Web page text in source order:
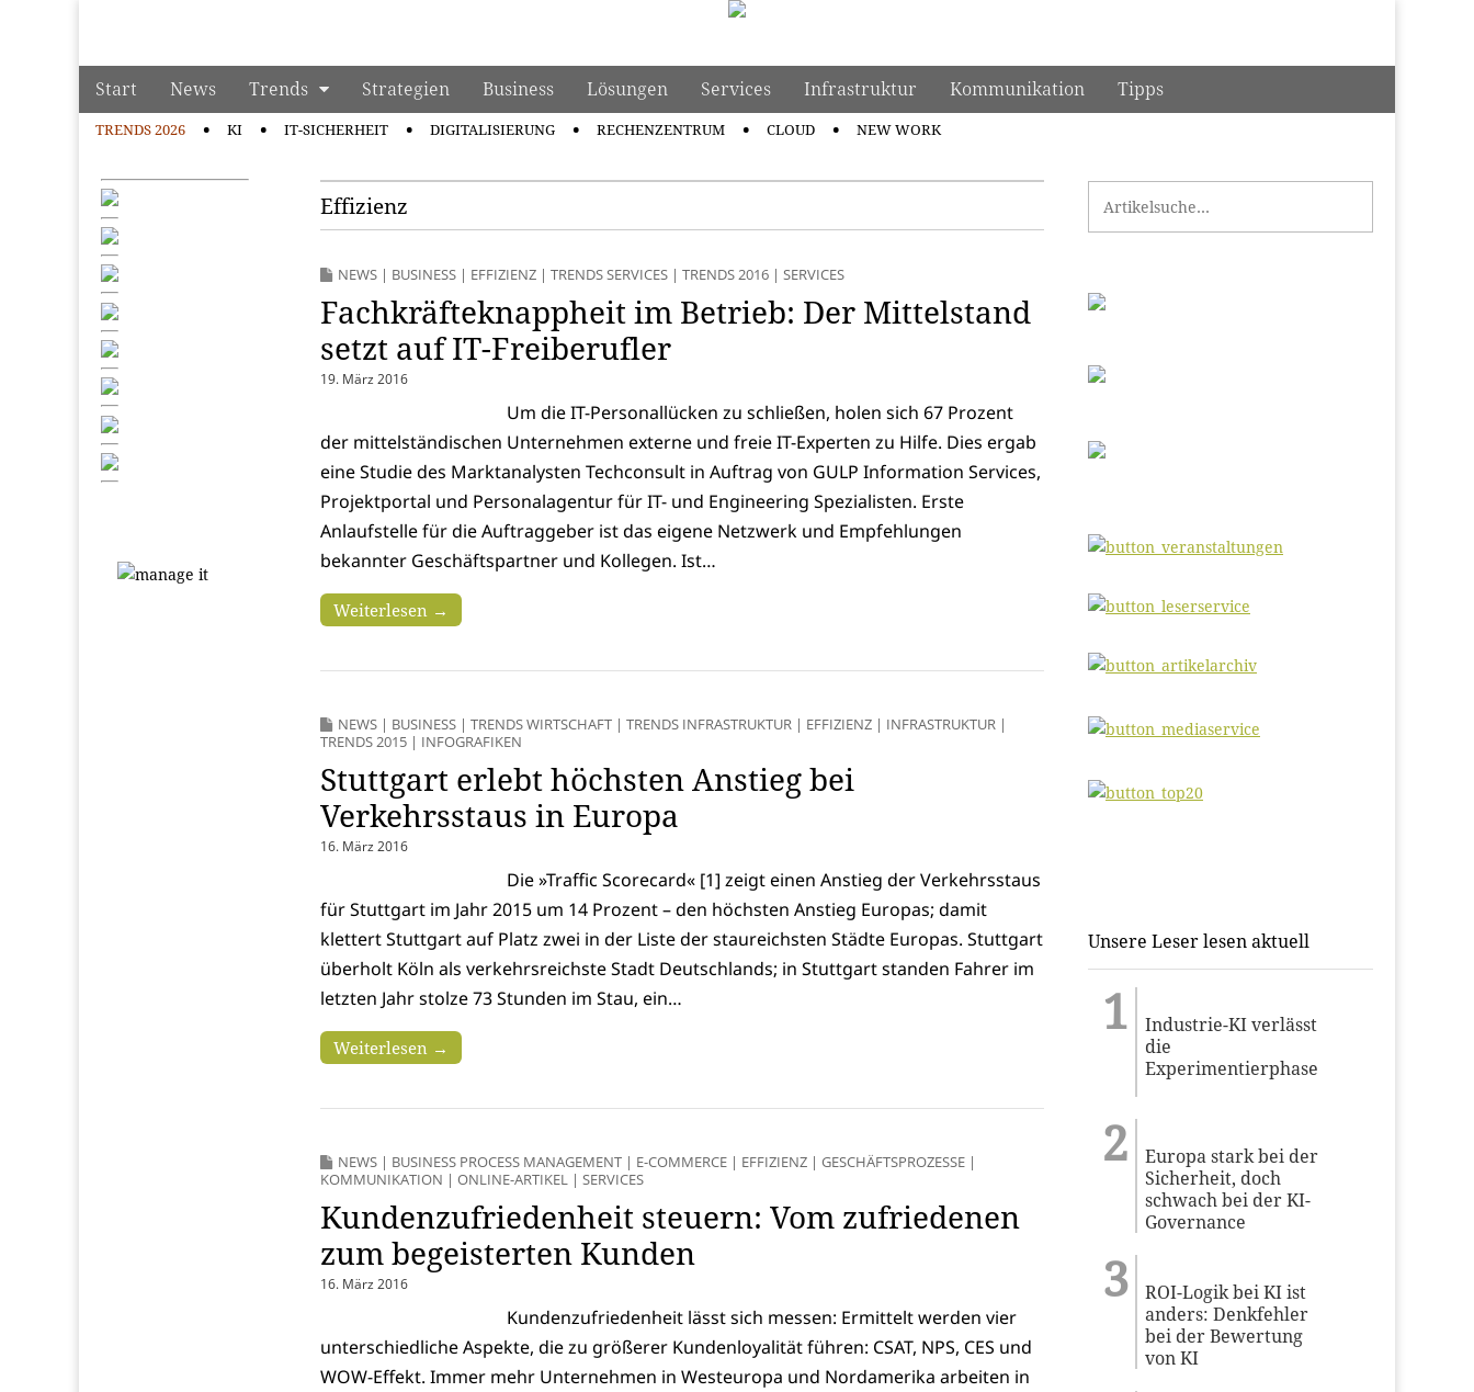
manage it
Main menu
Skip to content
Start News Trends Strategien Business Lösungen Services Infrastruktur Kommunikation Tipps
TRENDS 2026 KI IT-SICHERHEIT DIGITALISIERUNG RECHENZENTRUM CLOUD NEW WORK
Effizienz
NEWS| BUSINESS| EFFIZIENZ| TRENDS SERVICES| TRENDS 2016| SERVICES
Fachkräfteknappheit im Betrieb: Der Mittelstand
setzt auf IT-Freiberufler
19. März 2016
Um die IT-Personallücken zu schließen, holen sich 67 Prozent
der mittelständischen Unternehmen externe und freie IT-Experten zu Hilfe. Dies ergab
eine Studie des Marktanalysten Techconsult in Auftrag von GULP Information Services,
Projektportal und Personalagentur für IT- und Engineering Spezialisten. Erste
Anlaufstelle für die Auftraggeber ist das eigene Netzwerk und Empfehlungen
bekannter Geschäftspartner und Kollegen. Ist…
Weiterlesen →
NEWS| BUSINESS| TRENDS WIRTSCHAFT| TRENDS INFRASTRUKTUR| EFFIZIENZ| INFRASTRUKTUR|
TRENDS 2015| INFOGRAFIKEN
Stuttgart erlebt höchsten Anstieg bei
Verkehrsstaus in Europa
16. März 2016
Die »Traffic Scorecard« [1] zeigt einen Anstieg der Verkehrsstaus
für Stuttgart im Jahr 2015 um 14 Prozent – den höchsten Anstieg Europas; damit
klettert Stuttgart auf Platz zwei in der Liste der staureichsten Städte Europas. Stuttgart
überholt Köln als verkehrsreichste Stadt Deutschlands; in Stuttgart standen Fahrer im
letzten Jahr stolze 73 Stunden im Stau, ein…
Weiterlesen →
NEWS| BUSINESS PROCESS MANAGEMENT| E-COMMERCE| EFFIZIENZ| GESCHÄFTSPROZESSE|
KOMMUNIKATION | ONLINE-ARTIKEL| SERVICES
Kundenzufriedenheit steuern: Vom zufriedenen
zum begeisterten Kunden
16. März 2016
Kundenzufriedenheit lässt sich messen: Ermittelt werden vier
unterschiedliche Aspekte, die zu größerer Kundenloyalität führen: CSAT, NPS, CES und
WOW-Effekt. Immer mehr Unternehmen in Westeuropa und Nordamerika arbeiten in
Unsere Leser lesen aktuell
Industrie-KI verlässt
die
Experimentierphase
Europa stark bei der
Sicherheit, doch
schwach bei der KI-
Governance
ROI-Logik bei KI ist
anders: Denkfehler
bei der Bewertung
von KI